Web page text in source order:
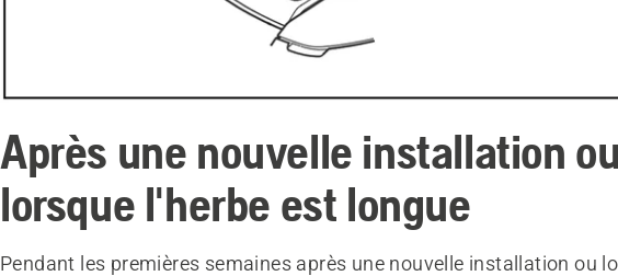
Après une nouvelle installation
lorsque l'herbe est longue
Pendant les premières semaines après une nouvelle installation ou